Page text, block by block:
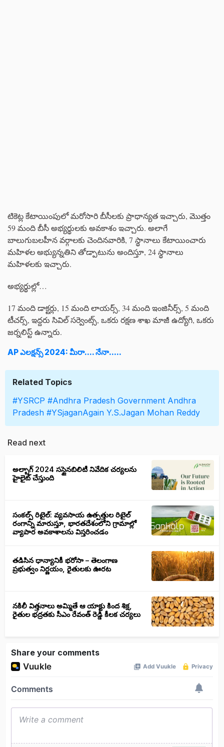
టికెట్ల కేటాయింపులో మరోసారి బీసీలకు ప్రాధాన్యత ఇచ్చారు, మొత్తం
59 మంది బీసీ అభ్యర్థులకు అవకాశం ఇచ్చారు. అలాగే
బాలుగుబలహీన వర్గాలకు చెందినవారికి, 7 స్థానాలు కేటాయించారు
మహిళల అభ్యున్నతిని తోడ్పాటును అందిస్తూ, 24 స్థానాలు
మహిళలకు ఇచ్చారు.
అభ్యర్థుల్లో…
17 మంది డాక్టర్లు, 15 మంది లాయర్స్, 34 మంది ఇంజినీర్స్, 5 మంది
టీచర్స్, ఇద్దరు సివిల్ సర్వెంట్స్, ఒకరు రక్షణ శాఖ మాజీ ఉద్యోగి, ఒకరు
జర్నలిస్ట్ ఉన్నారు.
AP ఎలక్షన్స్ 2024: మీరా.... నేనా.....
Related Topics
#YSRCP #Andhra Pradesh Government Andhra
Pradesh #YSjaganAgain Y.S.Jagan Mohan Reddy
Read next
అల్బాగ్ 2024 సస్టైనబిలిటీ నివేదిక చర్యలను
హైలైట్ చేస్తుంది
సంకల్ప్ రిటైల్: వ్యవసాయ ఉత్పత్తుల రిటైల్
రంగాన్ని మారుస్తూ, భారతదేశంలోని గ్రామాల్లో
వ్యాపార అవకాశాలను విస్తరించడం
తడిసిన ధాన్యానికీ భరోసా – తెలంగాణ
ప్రభుత్వం నిర్ణయం, రైతులకు ఊరట
నకిలీ విత్తనాలు అమ్మితే ఆ యాక్టు కింద శిక్ష,
రైతుల భద్రతకు సీఎం రేవంత్ రెడ్డి కీలక చర్యలు
Share your comments